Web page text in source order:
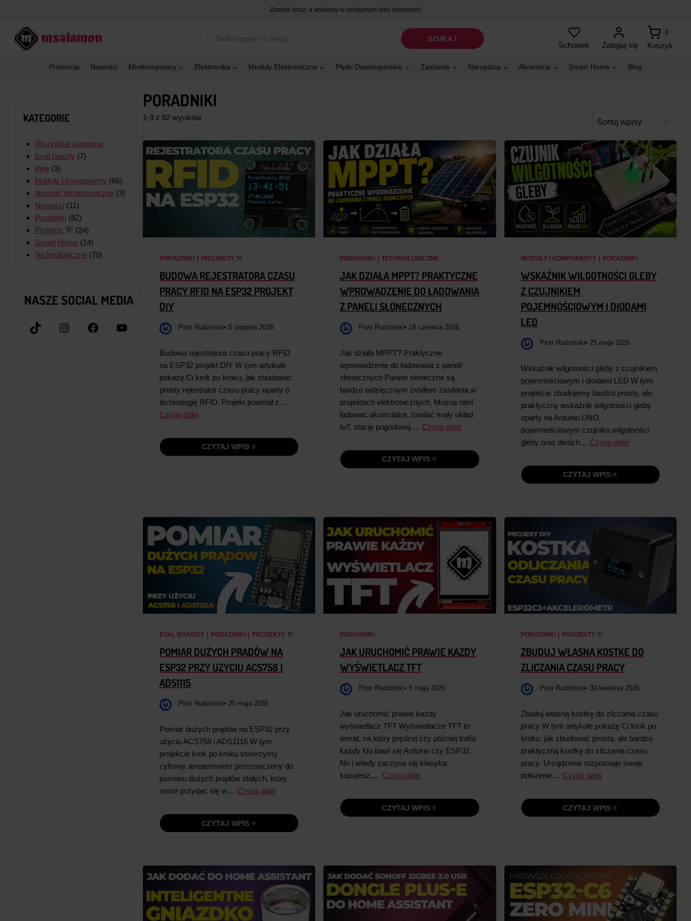
Zamów teraz, a wyślemy w następnym dniu roboczym!
produktów
SZUKAJ
Schowek Zaloguj się Koszyk
0
Promocje Nowości Minikomputery Elektronika Moduły Elektroniczne Płytki Deweloperskie Zasilanie Narzędzia Akcesoria Smart Home Blog
KATEGORIE
Wszystkie kategorie
Eval boardy (7)
Inne(3)
Moduły i komponenty (66)
Nowinki technologiczne(3)
Nowości (11)
Poradniki (82)
Projekty
(24)
Smart Home(14)
Technologiczne(70)
NASZE SOCIAL MEDIA
TikTokInstagramFacebookYouTube
PORADNIKI
1-9 z 82 wyników
PORADNIKI | PROJEKTY
BUDOWA REJESTRATORA CZASU
PRACY RFID NA ESP32 PROJEKT
DIY
Piotr Rudziński• 5 sierpnia 2026
Budowa rejestratora czasu pracy RFID
na ESP32 projekt DIY W tym artykule
pokażę Ci krok po kroku, jak zbudować
prosty rejestrator czasu pracy oparty o
technologię RFID. Projekt powstał z…
Czytaj dalej
CZYTAJ WPIS
PORADNIKI | TECHNOLOGICZNE
JAK DZIAŁA MPPT? PRAKTYCZNE
WPROWADZENIE DO ŁADOWANIA
Z PANELI SŁONECZNYCH
Piotr Rudziński• 18 czerwca 2026
Jak działa MPPT? Praktyczne
wprowadzenie do ładowania z paneli
słonecznych Panele słoneczne są
bardzo wdzięcznym źródłem zasilania w
projektach elektronicznych. Można nimi
ładować akumulator, zasilać mały układ
IoT, stację pogodową,… Czytaj dalej
CZYTAJ WPIS
MODUŁY I KOMPONENTY | PORADNIKI
WSKAŹNIK WILGOTNOŚCI GLEBY
Z CZUJNIKIEM
POJEMNOŚCIOWYM I DIODAMI
LED
Piotr Rudziński• 25 maja 2026
Wskaźnik wilgotności gleby z czujnikiem
pojemnościowym i diodami LED W tym
projekcie zbudujemy bardzo prosty, ale
praktyczny wskaźnik wilgotności gleby
oparty na Arduino UNO,
pojemnościowym czujniku wilgotności
gleby oraz dwóch… Czytaj dalej
CZYTAJ WPIS
EVAL BOARDY PORADNIKI PROJEKTY
POMIAR DUŻYCH PRĄDÓW NA
ESP32 PRZY UŻYCIU ACS758 I
ADS1115
Piotr Rudziński• 20 maja 2026
Pomiar dużych prądów na ESP32 przy
użyciu ACS758 i ADS1115 W tym
projekcie krok po kroku stworzymy
cyfrowy amperomierz przeznaczony do
pomiaru dużych prądów stałych, który
może przydać się w… Czytaj dalej
CZYTAJ WPIS
PORADNIKI
JAK URUCHOMIĆ PRAWIE KAŻDY
WYŚWIETLACZ TFT
Piotr Rudziński• 5 maja 2026
Jak uruchomić prawie każdy
wyświetlacz TFT Wyświetlacze TFT to
temat, na który prędzej czy później trafia
każdy kto bawi się Arduino czy ESP32.
No i wtedy zaczyna się klasyka:
kupujesz,… Czytaj dalej
CZYTAJ WPIS
PORADNIKI PROJEKTY
ZBUDUJ WŁASNĄ KOSTKĘ DO
ZLICZANIA CZASU PRACY
Piotr Rudziński• 30 kwietnia 2026
Zbuduj własną kostkę do zliczania czasu
pracy W tym artykule pokażę Ci krok po
kroku, jak zbudować prostą, ale bardzo
praktyczną kostkę do zliczania czasu
pracy. Urządzenie rozpoznaje swoje
położenie… Czytaj dalej
CZYTAJ WPIS